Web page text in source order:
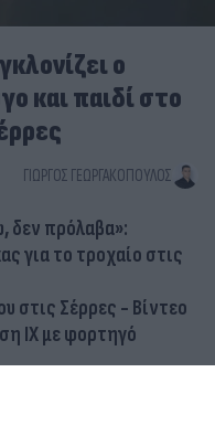
ο
και παιδί στο
ΓΙΏΡΓΟΣ ΓΕΩΡΓΑΚΌΠΟΥΛΟΣ
δεν πρόλαβα»:
για το τροχαίο στις
στις Σέρρες - Βίντεο
ΙΧ με φορτηγό